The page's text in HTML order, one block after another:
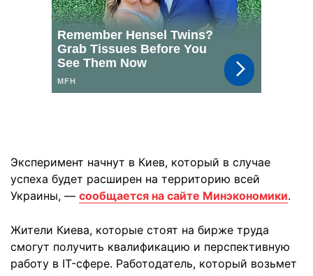
Эксперимент начнут в Киев, который в случае
успеха будет расширен на территорию всей
Украины, — сообщается на сайте Минэкономики.
Жители Киева, которые стоят на бирже труда
смогут получить квалификацию и перспективную
работу в IT-сфере. Работодатель, который возьмет